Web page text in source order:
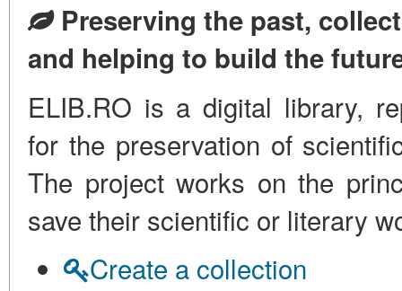
Preserving the past,
and helping to build the
ELIB.RO is a digital library,
for the preservation of
The project works on the
save their scientific or literary
Create a collection